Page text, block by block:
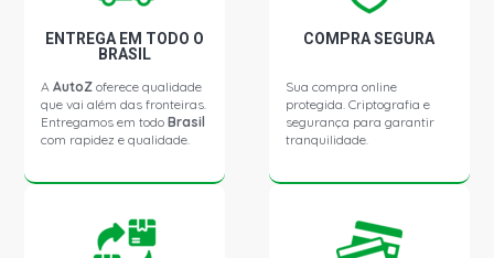
ENTREGA EM TODO O
BRASIL
AAutoZ oferece qualidade
que vai além das fronteiras.
Entregamos em todoBrasil
com rapidez e qualidade.
COMPRA SEGURA
Sua compra online
protegida. Criptografia e
segurança para garantir
tranquilidade.